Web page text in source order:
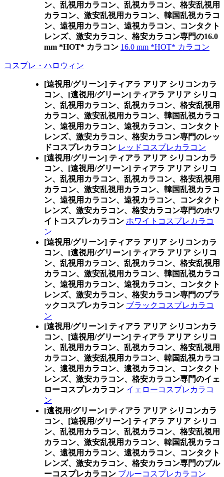
ン、乱視用カラコン、乱視カラコン、格安乱視用
カラコン、激安乱視用カラコン、韓国乱視カラコ
ン、遠視用カラコン、遠視カラコン、コンタクト
レンズ、激安カラコン、格安カラコン専門の16.0
mm *HOT* カラコン 16.0 mm *HOT* カラコン
コスプレ・ハロウィン
[遠視用/グリーン] ティアラ アリア シリコンカラ
コン、 [遠視用/グリーン] ティアラ アリア シリコ
ン、乱視用カラコン、乱視カラコン、格安乱視用
カラコン、激安乱視用カラコン、韓国乱視カラコ
ン、遠視用カラコン、遠視カラコン、コンタクト
レンズ、激安カラコン、格安カラコン専門のレッ
ドコスプレカラコン レッドコスプレカラコン
[遠視用/グリーン] ティアラ アリア シリコンカラ
コン、 [遠視用/グリーン] ティアラ アリア シリコ
ン、乱視用カラコン、乱視カラコン、格安乱視用
カラコン、激安乱視用カラコン、韓国乱視カラコ
ン、遠視用カラコン、遠視カラコン、コンタクト
レンズ、激安カラコン、格安カラコン専門のホワ
イトコスプレカラコン ホワイトコスプレカラコ
ン
[遠視用/グリーン] ティアラ アリア シリコンカラ
コン、 [遠視用/グリーン] ティアラ アリア シリコ
ン、乱視用カラコン、乱視カラコン、格安乱視用
カラコン、激安乱視用カラコン、韓国乱視カラコ
ン、遠視用カラコン、遠視カラコン、コンタクト
レンズ、激安カラコン、格安カラコン専門のブラ
ックコスプレカラコン ブラックコスプレカラコ
ン
[遠視用/グリーン] ティアラ アリア シリコンカラ
コン、 [遠視用/グリーン] ティアラ アリア シリコ
ン、乱視用カラコン、乱視カラコン、格安乱視用
カラコン、激安乱視用カラコン、韓国乱視カラコ
ン、遠視用カラコン、遠視カラコン、コンタクト
レンズ、激安カラコン、格安カラコン専門のイェ
ローコスプレカラコン イェローコスプレカラコ
ン
[遠視用/グリーン] ティアラ アリア シリコンカラ
コン、 [遠視用/グリーン] ティアラ アリア シリコ
ン、乱視用カラコン、乱視カラコン、格安乱視用
カラコン、激安乱視用カラコン、韓国乱視カラコ
ン、遠視用カラコン、遠視カラコン、コンタクト
レンズ、激安カラコン、格安カラコン専門のブル
ーコスプレカラコン ブルーコスプレカラコン